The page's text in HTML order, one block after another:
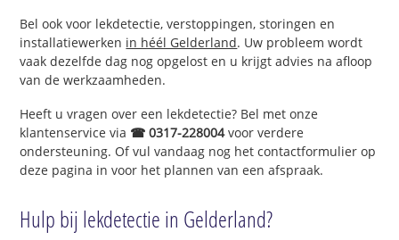
Bel ook voor lekdetectie, verstoppingen, storingen en
installatiewerken in héél Gelderland. Uw probleem wordt
vaak dezelfde dag nog opgelost en u krijgt advies na afloop
van de werkzaamheden.
Heeft u vragen over een lekdetectie? Bel met onze
klantenservice via ☎ 0317-228004voor verdere
ondersteuning. Of vul vandaag nog het contactformulier op
deze pagina in voor het plannen van een afspraak.
Hulp bij lekdetectie in Gelderland?